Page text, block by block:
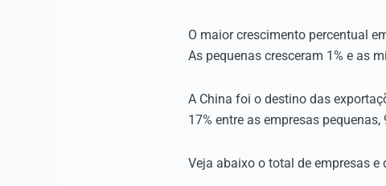
O maior crescimento percentual
As pequenas cresceram 1% e as
A China foi o destino das
17% entre as empresas
Veja abaixo o total de empresas e